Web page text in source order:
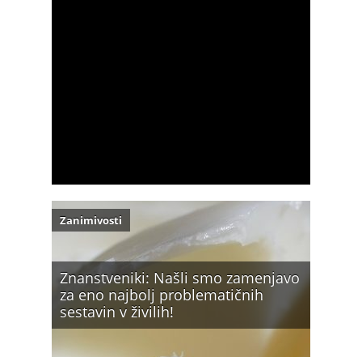
Znanstveniki: Našli smo zamenjavo
za eno najbolj problematičnih
sestavin v živilih!
Zanimivosti